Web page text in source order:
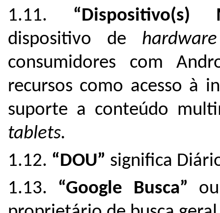
1.11. “Dispositivo(s)
dispositivo de hardware
consumidores com
recursos como acesso à
suporte a conteúdo
tablets.
1.12. “DOU” significa
1.13. “Google Busca” ou